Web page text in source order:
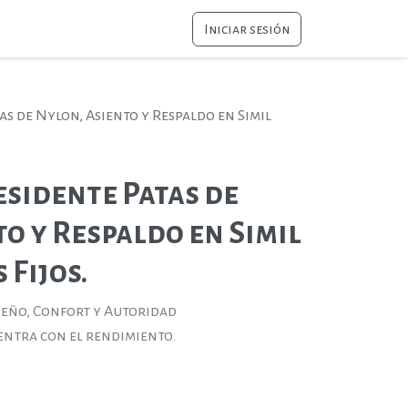
Iniciar sesión
de Nylon, Asiento y Respaldo en Simil
Patas de
y Respaldo en Simil
Fijos.
Confort y Autoridad
con el rendimiento.